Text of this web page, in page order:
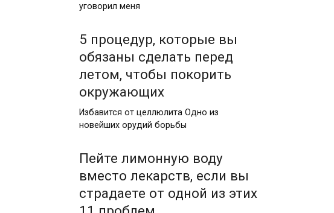
уговорил меня
5 процедур, которые вы
обязаны сделать перед
летом, чтобы покорить
окружающих
Избавится от целлюлита Одно из
новейших орудий борьбы
Пейте лимонную воду
вместо лекарств, если вы
страдаете от одной из этих